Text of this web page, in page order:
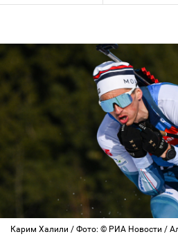
Карим Халили / Фото: © РИА Новости /